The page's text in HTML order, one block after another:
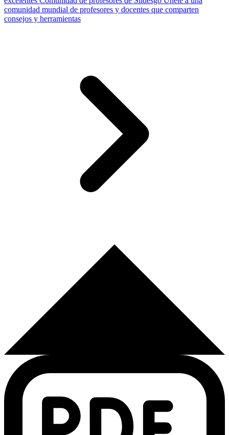
comunidad mundial de profesores y docentes que comparten
consejos y herramientas